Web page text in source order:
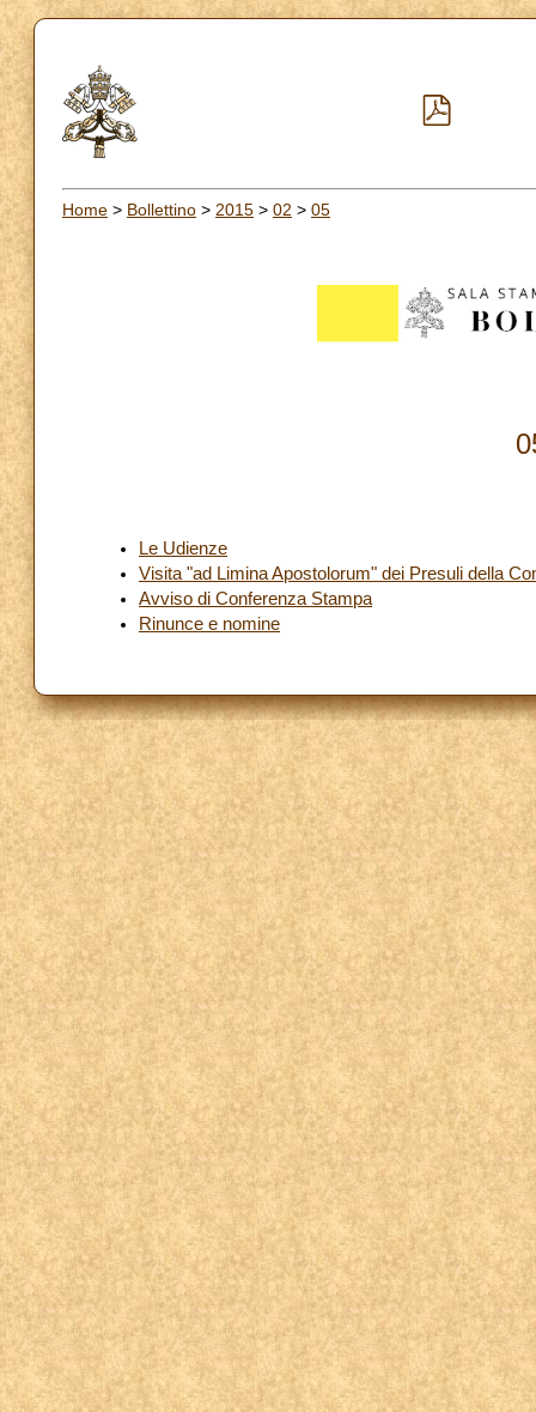
Home > Bollettino > 2015 > 02 > 05
Le Udienze
Visita "ad Limina Apostolorum" dei Presuli della
Avviso di Conferenza Stampa
Rinunce e nomine